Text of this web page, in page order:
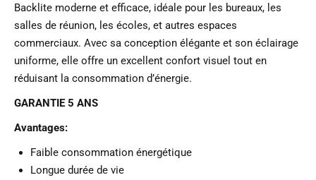
Backlite moderne et efficace, idéale pour les bureaux, les
salles de réunion, les écoles, et autres espaces
commerciaux. Avec sa conception élégante et son éclairage
uniforme, elle offre un excellent confort visuel tout en
réduisant la consommation d’énergie.
GARANTIE 5 ANS
Avantages:
Faible consommation énergétique
Longue durée de vie